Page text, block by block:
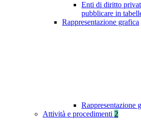
Enti di diritto
pubblicare in
Rappresentazione grafica
Rappresentazione
Attività e procedimenti 2